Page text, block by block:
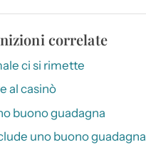
correlate
ci si rimette
al casinò
buono guadagna
uno buono guadagna